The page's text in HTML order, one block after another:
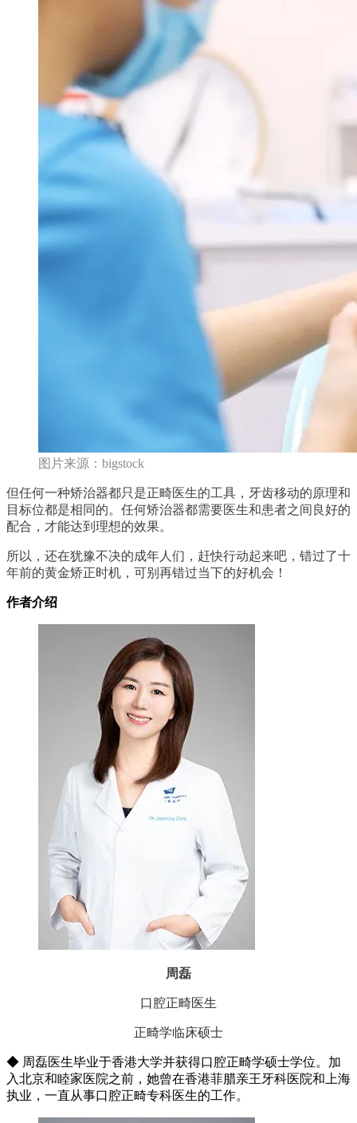
图片来源：bigstock
但任何一种矫治器都只是正畸医生的工具，牙齿移动的原理和
目标位都是相同的。任何矫治器都需要医生和患者之间良好的
配合，才能达到理想的效果。
所以，还在犹豫不决的成年人们，赶快行动起来吧，错过了十
年前的黄金矫正时机，可别再错过当下的好机会！
作者介绍
周磊
口腔正畸医生
正畸学临床硕士
◆ 周磊医生毕业于香港大学并获得口腔正畸学硕士学位。加
入北京和睦家医院之前，她曾在香港菲腊亲王牙科医院和上海
执业，一直从事口腔正畸专科医生的工作。